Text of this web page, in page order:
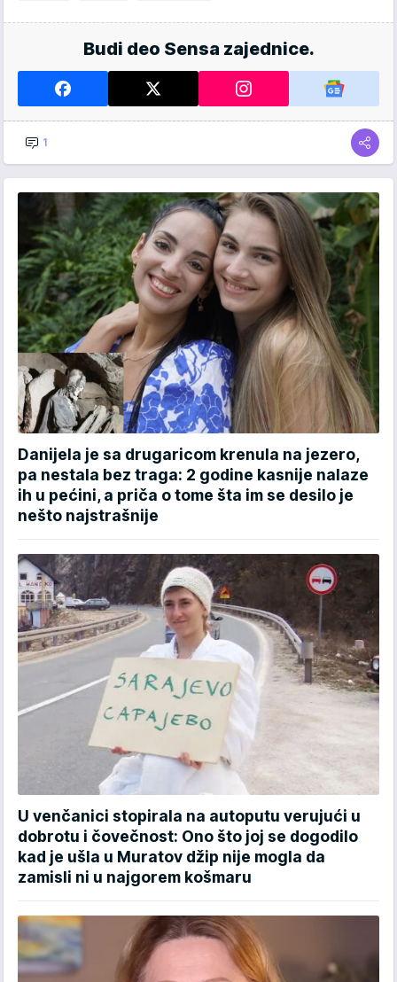
Budi deo Sensa zajednice.
1
Danijela je sa drugaricom krenula na jezero,
pa nestala bez traga: 2 godine kasnije nalaze
ih u pećini, a priča o tome šta im se desilo je
nešto najstrašnije
U venčanici stopirala na autoputu verujući u
dobrotu i čovečnost: Ono što joj se dogodilo
kad je ušla u Muratov džip nije mogla da
zamisli ni u najgorem košmaru